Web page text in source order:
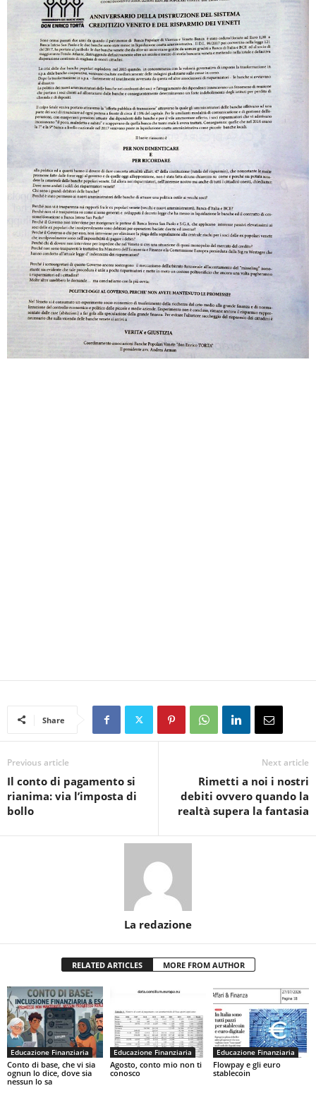
Share
Previous article
Il conto di pagamento si
rianima: via l’imposta di
bollo
Next article
Rimetti a noi i nostri
debiti ovvero quando la
realtà supera la fantasia
La redazione
RELATED ARTICLES MORE FROM AUTHOR
Educazione Finanziaria
Conto di base, che vi sia
ognun lo dice, dove sia
nessun lo sa
Educazione Finanziaria
Agosto, conto mio non ti
conosco
Educazione Finanziaria
Flowpay e gli euro
stablecoin